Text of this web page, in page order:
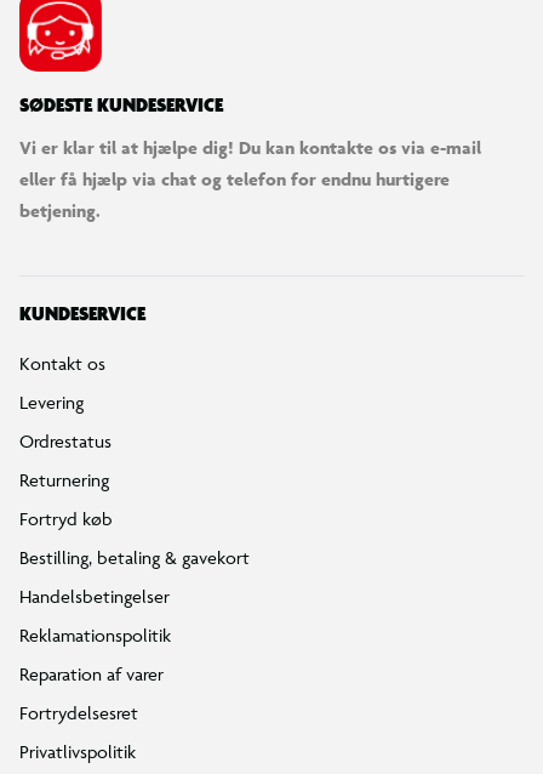
SØDESTE KUNDESERVICE
Vi er klar til at hjælpe dig! Du kan kontakte os via e-mail
eller få hjælp via chat og telefon for endnu hurtigere
betjening.
KUNDESERVICE
Kontakt os
Levering
Ordrestatus
Returnering
Fortryd køb
Bestilling, betaling & gavekort
Handelsbetingelser
Reklamationspolitik
Reparation af varer
Fortrydelsesret
Privatlivspolitik